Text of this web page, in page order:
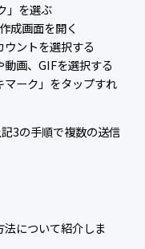
」を選ぶ
成画面を開く
ントを選択する
画、GIFを選択する
マーク」をタップすれ
3の手順で複数の送信
について紹介しま